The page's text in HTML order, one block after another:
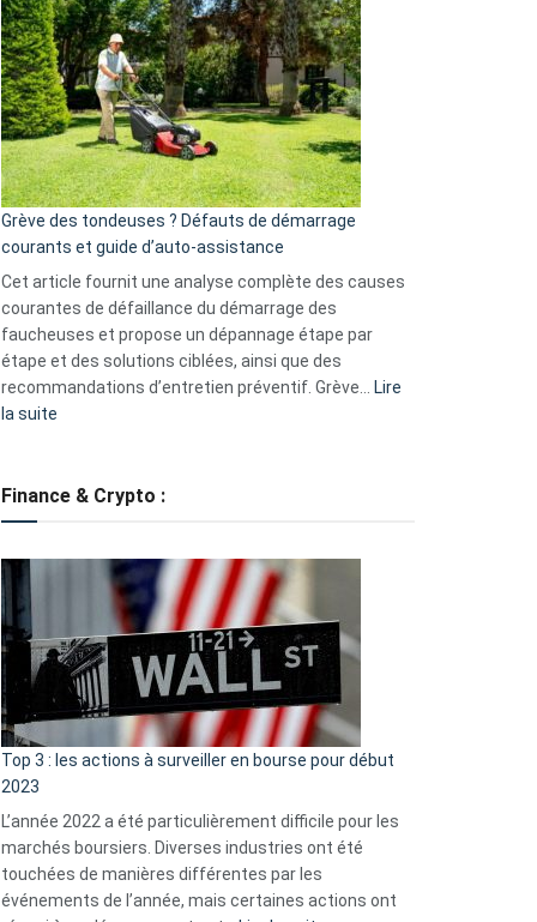
une
caméra
de
surveillance
?
5
avantages
essentiels
de
la
S330
eufy
Grève des tondeuses ? Défauts de démarrage
courants et guide d’auto-assistance
Cet article fournit une analyse complète des causes
courantes de défaillance du démarrage des
faucheuses et propose un dépannage étape par
étape et des solutions ciblées, ainsi que des
recommandations d’entretien préventif. Grève…
Lire
la suite
tondeuses
démarrage
courants
et
guide
d’auto-
assistance
Finance & Crypto :
Top 3 : les actions à surveiller en bourse pour début
2023
L’année 2022 a été particulièrement difficile pour les
marchés boursiers. Diverses industries ont été
touchées de manières différentes par les
événements de l’année, mais certaines actions ont